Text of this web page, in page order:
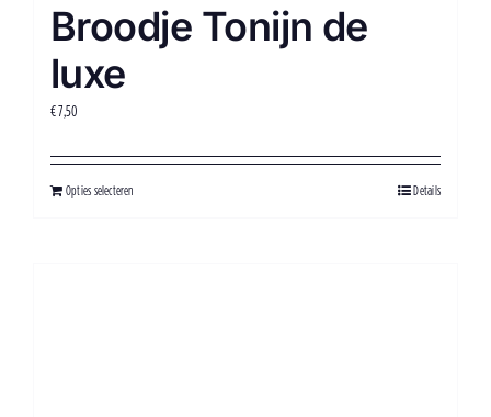
Broodje Tonijn de
luxe
€7,50
Opties selecteren Details